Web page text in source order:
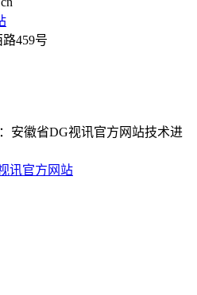
459号
安徽省DG视讯官方网站技术进
讯官方网站